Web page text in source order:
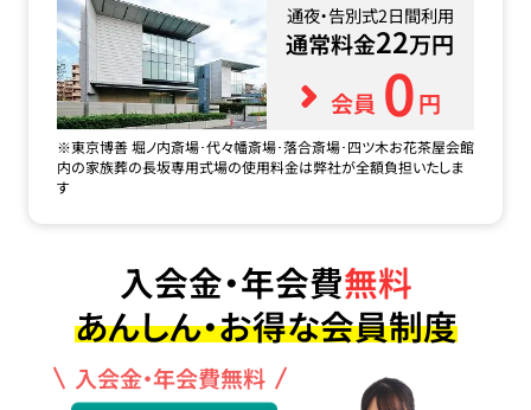
通夜・告別式2日間利用
通常料金22万円
会員 0円
※東京博善 堀ノ内斎場･代々幡斎場･落合斎場･四ツ木お花茶屋会館
内の家族葬の長坂専用式場の使用料金は弊社が全額負担いたしま
す
入会金・年会費無料
あんしん・お得な会員制度
入会金・年会費無料